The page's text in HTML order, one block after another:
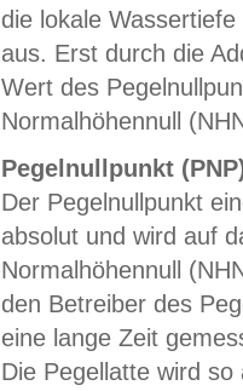
die lokale
aus. Erst durch die
Wert des
Normalhöhennull
Pegelnullpunkt
Der Pegelnullpunkt
absolut und wird auf
Normalhöhennull
den Betreiber des
eine lange Zeit
Die Pegellatte wird